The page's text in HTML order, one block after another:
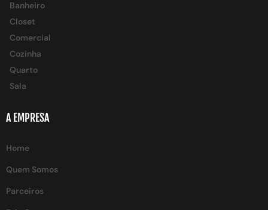
Banheiro
Closet
Comercial
Cozinha
Quarto
Sala
A EMPRESA
Home
Quem Somos
Parceiros